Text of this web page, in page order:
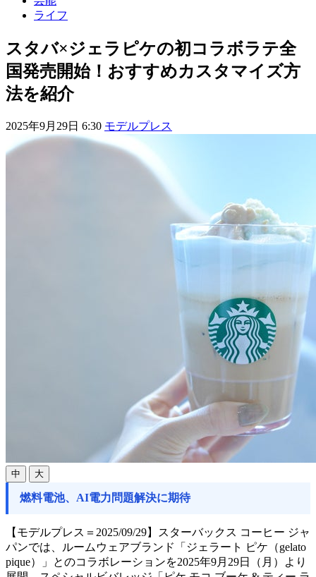
ライフ
スタバ×ジェラピケの初コラボラテ全
国発売開始！おすすめカスタマイズ方
法を紹介
2025年9月29日 6:30 モデルプレス
中 大
燃料電池、AI電力問題解決に期待
【モデルプレス＝2025/09/29】スターバックス コーヒー ジャ
パンでは、ルームウェアブランド「ジェラート ピケ（gelato
pique）」とのコラボレーションを2025年9月29日（月）より